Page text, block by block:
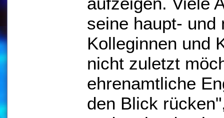
seine haupt- und
Kolleginnen und
nicht zuletzt
ehrenamtliche
den Blick